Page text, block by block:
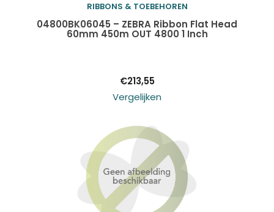
Toevoegen aan
RIBBONS & TOEBEHOREN
04800BK06045 – ZEBRA Ribbon Flat Head
60mm 450m OUT 4800 1 Inch
€213,55
Vergelijken